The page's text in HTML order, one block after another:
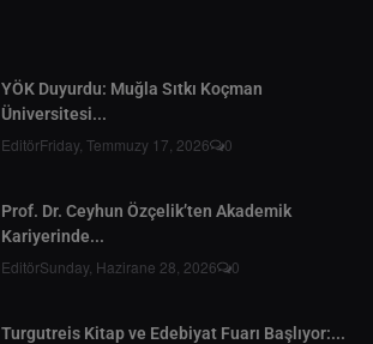
YÖK Duyurdu: Muğla Sıtkı Koçman
Üniversitesi...
EditörFriday, Temmuzy 17, 2026 0
Prof. Dr. Ceyhun Özçelik’ten Akademik
Kariyerinde...
EditörSunday, Hazirane 28, 2026 0
Turgutreis Kitap ve Edebiyat Fuarı Başlıyor:...